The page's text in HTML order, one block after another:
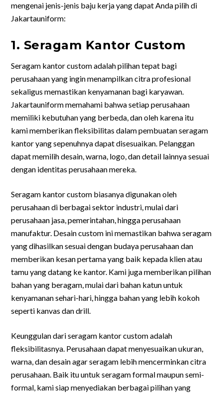
mengenai jenis-jenis baju kerja yang dapat Anda pilih di
Jakartauniform:
1. Seragam Kantor Custom
Seragam kantor custom adalah pilihan tepat bagi
perusahaan yang ingin menampilkan citra profesional
sekaligus memastikan kenyamanan bagi karyawan.
Jakartauniform memahami bahwa setiap perusahaan
memiliki kebutuhan yang berbeda, dan oleh karena itu
kami memberikan fleksibilitas dalam pembuatan seragam
kantor yang sepenuhnya dapat disesuaikan. Pelanggan
dapat memilih desain, warna, logo, dan detail lainnya sesuai
dengan identitas perusahaan mereka.
Seragam kantor custom biasanya digunakan oleh
perusahaan di berbagai sektor industri, mulai dari
perusahaan jasa, pemerintahan, hingga perusahaan
manufaktur. Desain custom ini memastikan bahwa seragam
yang dihasilkan sesuai dengan budaya perusahaan dan
memberikan kesan pertama yang baik kepada klien atau
tamu yang datang ke kantor. Kami juga memberikan pilihan
bahan yang beragam, mulai dari bahan katun untuk
kenyamanan sehari-hari, hingga bahan yang lebih kokoh
seperti kanvas dan drill.
Keunggulan dari seragam kantor custom adalah
fleksibilitasnya. Perusahaan dapat menyesuaikan ukuran,
warna, dan desain agar seragam lebih mencerminkan citra
perusahaan. Baik itu untuk seragam formal maupun semi-
formal, kami siap menyediakan berbagai pilihan yang